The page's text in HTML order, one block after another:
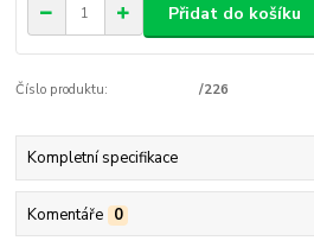
Přidat do košíku
Číslo produktu: /226
Kompletní specifikace
Komentáře 0